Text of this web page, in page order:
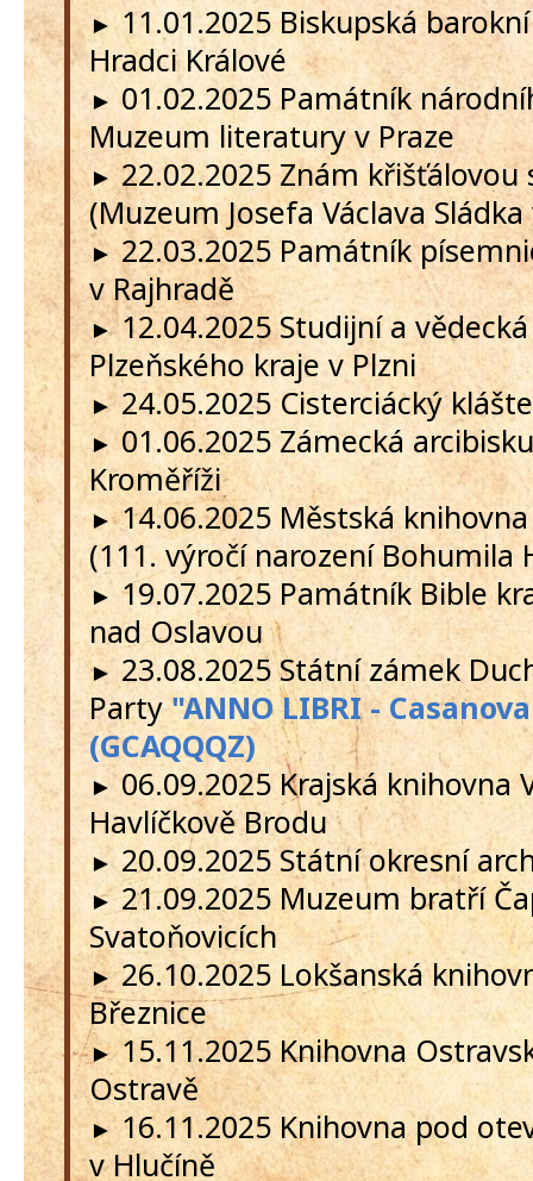
► 11.01.2025 Biskupská
Hradci Králové
► 01.02.2025 Památník
Muzeum literatury v Praze
►22.02.2025 Znám křišťálovou
(Muzeum Josefa Václava
►22.03.2025 Památník
v Rajhradě
►12.04.2025 Studijní a
Plzeňského kraje v Plzni
►24.05.2025 Cisterciácký
►01.06.2025 Zámecká
Kroměříži
►14.06.2025 Městská
(111. výročí narození Bohumila
► 19.07.2025 Památník Bible
nad Oslavou
►23.08.2025 Státní zámek
Party"ANNO LIBRI -
(GCAQQQZ)
►06.09.2025 Krajská knihovna
Havlíčkově Brodu
►20.09.2025 Státní okresní
►21.09.2025 Muzeum bratří
Svatoňovicích
►26.10.2025 Lokšanská
Březnice
►15.11.2025 Knihovna
Ostravě
►16.11.2025 Knihovna pod
v Hlučíně